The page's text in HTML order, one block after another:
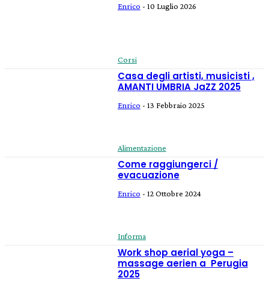
Enrico - 10 Luglio 2026
Corsi
Casa degli artisti, musicisti ,
AMANTI UMBRIA JaZZ 2025
Enrico - 13 Febbraio 2025
Alimentazione
Come raggiungerci /
evacuazione
Enrico - 12 Ottobre 2024
Informa
Work shop aerial yoga –
massage aerien a Perugia
2025